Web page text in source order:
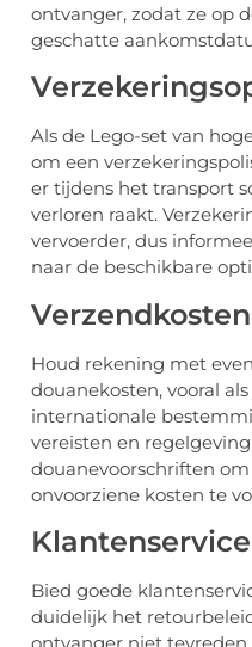
ontvanger, zodat ze op
geschatte
Als de Lego-set van
om een
er tijdens het transport
verloren raakt.
vervoerder, dus
naar de beschikbare
Houd rekening met
douanekosten, vooral
internationale
vereisten en
douanevoorschriften
onvoorziene kosten te
Bied goede
duidelijk het